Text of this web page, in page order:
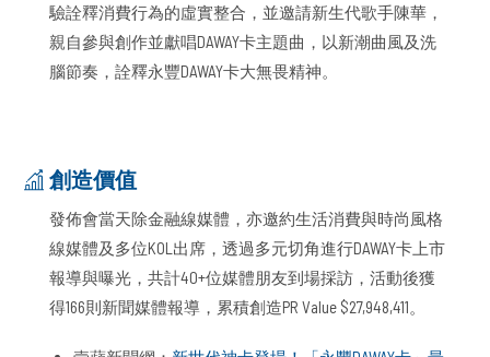
驗詮釋消費行為的虛實整合，並邀請新生代歌手陳華，
親自參與創作並獻唱DAWAY卡主題曲，以新潮曲風及洗
腦節奏，詮釋永豐DAWAY卡大無畏精神。
創造價值
發佈會當天除金融線媒體，亦邀約生活消費與時尚風格
線媒體及多位KOL出席，透過多元切角進行DAWAY卡上市
報導與曝光，共計40+位媒體朋友到場採訪，活動後獲
得166則新聞媒體報導，累積創造PR Value $27,948,411。